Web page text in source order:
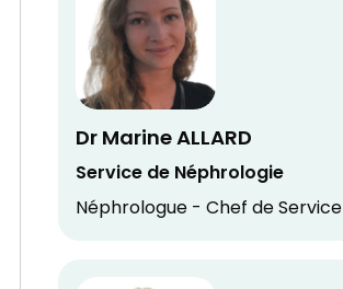
Dr Marine ALLARD
Service de Néphrologie
Néphrologue - Chef de Service